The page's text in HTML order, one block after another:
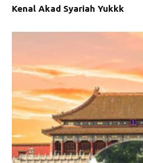
Kenal Akad Syariah Yukkk